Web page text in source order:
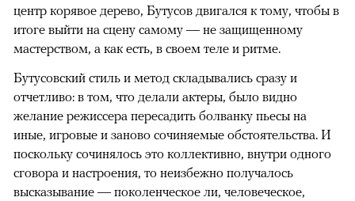
центр корявое дерево, Бутусов двигался к тому, чтобы в
итоге выйти на сцену самому — не защищенному
мастерством, а как есть, в своем теле и ритме.
Бутусовский стиль и метод складывались сразу и
отчетливо: в том, что делали актеры, было видно
желание режиссера пересадить болванку пьесы на
иные, игровые и заново сочиняемые обстоятельства. И
поскольку сочинялось это коллективно, внутри одного
сговора и настроения, то неизбежно получалось
высказывание — поколенческое ли, человеческое,